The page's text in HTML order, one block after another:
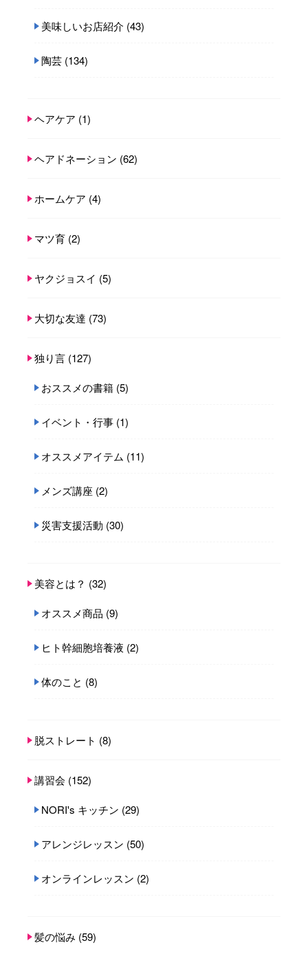
美味しいお店紹介 (43)
陶芸 (134)
ヘアケア (1)
ヘアドネーション (62)
ホームケア (4)
マツ育 (2)
ヤクジョスイ (5)
大切な友達 (73)
独り言 (127)
おススメの書籍 (5)
イベント・行事 (1)
オススメアイテム (11)
メンズ講座 (2)
災害支援活動 (30)
美容とは？ (32)
オススメ商品 (9)
ヒト幹細胞培養液 (2)
体のこと (8)
脱ストレート (8)
講習会 (152)
NORI's キッチン (29)
アレンジレッスン (50)
オンラインレッスン (2)
髪の悩み (59)